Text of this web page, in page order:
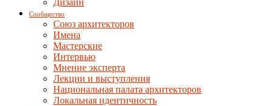
Дизайн
Сообщество
Союз архитекторов
Имена
Мастерские
Интервью
Мнение эксперта
Лекции и выступления
Национальная палата архитекторов
Локальная идентичность